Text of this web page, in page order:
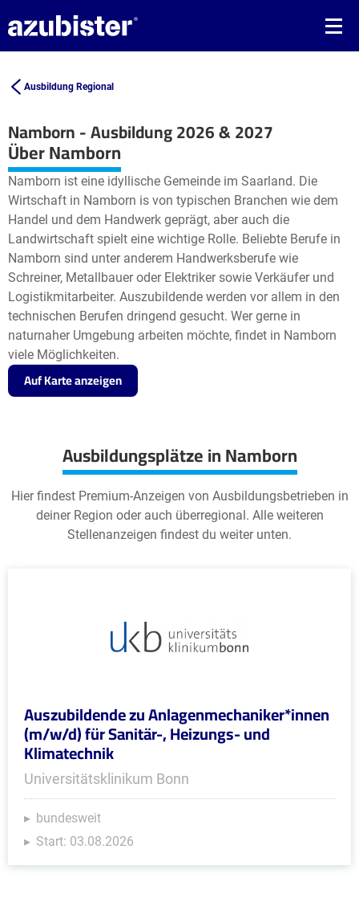
Ausbildung Regional
Namborn - Ausbildung 2026 & 2027
+
−
Leaflet | © OpenStreetMap2
Über Namborn
Namborn ist eine idyllische Gemeinde im Saarland. Die
Wirtschaft in Namborn is von typischen Branchen wie dem
Handel und dem Handwerk geprägt, aber auch die
Landwirtschaft spielt eine wichtige Rolle. Beliebte Berufe in
Namborn sind unter anderem Handwerksberufe wie
Schreiner, Metallbauer oder Elektriker sowie Verkäufer und
Logistikmitarbeiter. Auszubildende werden vor allem in den
technischen Berufen dringend gesucht. Wer gerne in
naturnaher Umgebung arbeiten möchte, findet in Namborn
viele Möglichkeiten.
Auf Karte anzeigen
Ausbildungsplätze in Namborn
Hier findest Premium-Anzeigen von Ausbildungsbetrieben in
deiner Region oder auch überregional. Alle weiteren
Stellenanzeigen findest du weiter unten.
Auszubildende zu Anlagenmechaniker*innen
(m/w/d) für Sanitär-, Heizungs- und
Klimatechnik
Universitätsklinikum Bonn
bundesweit
Start: 03.08.2026